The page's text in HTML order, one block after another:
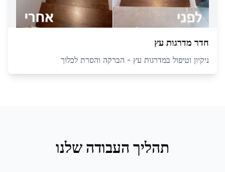
חדר מדרגות עץ
ניקיון וטיפול במדרגות עץ - הברקה והסרת לכלוך
תהליך העבודה שלנו